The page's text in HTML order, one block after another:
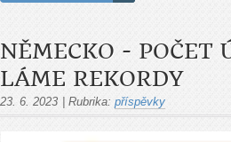
NĚMECKO - POČET
LÁME REKORDY
23. 6. 2023 Rubrika: příspěvky